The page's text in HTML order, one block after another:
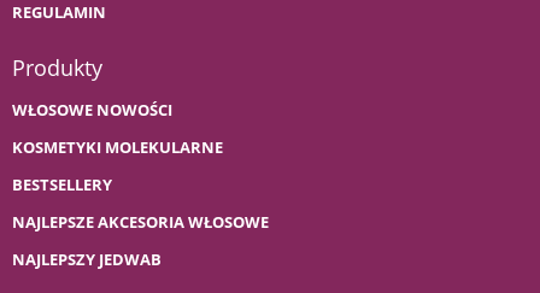
REGULAMIN
Produkty
WŁOSOWE NOWOŚCI
KOSMETYKI MOLEKULARNE
BESTSELLERY
NAJLEPSZE AKCESORIA WŁOSOWE
NAJLEPSZY JEDWAB